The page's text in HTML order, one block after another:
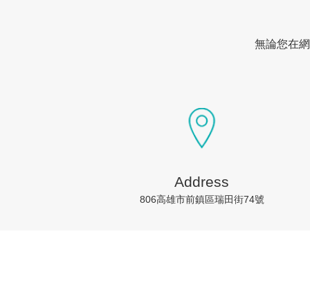
無論您在
Address
806高雄市前鎮區瑞田街74號